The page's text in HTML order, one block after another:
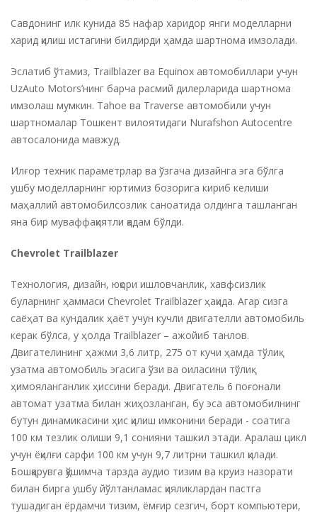
Савдонинг илк кунида 85 нафар харидор янги моделларни
харид қилиш истагини билдирди ҳамда шартнома имзолади.
Эслатиб ўтамиз, Trailblazer ва Equinox автомобиллари учун
UzAuto Motors’нинг барча расмий дилерларида шартнома
имзолаш мумкин. Tahoe ва Traverse автомобили учун
шартномалар Тошкент вилоятидаги Nurafshon Autocentre
автосалонида мавжуд.
Илғор техник параметрлар ва ўзгача дизайнга эга бўлга
ушбу моделларнинг юртимиз бозорига кириб келиши
маҳаллий автомобилсозлик саноатида олдинга ташланган
яна бир муваффақиятли қадам бўлди.
Chevrolet Trailblazer
Технология, дизайн, юқори ишловчанлик, хавфсизлик
буларнинг ҳаммаси Chevrolet Trailblazer ҳақида. Агар сизга
саёҳат ва кундалик ҳаёт учун кучли двигателли автомобиль
керак бўлса, у ҳолда Trailblazer – ажойиб танлов.
Двигателининг ҳажми 3,6 литр, 275 от кучи ҳамда тўлиқ
узатма автомобиль эгасига ўзи ва оиласини тўлиқ
ҳимояланганлик ҳиссини беради. Двигатель 6 поғонали
автомат узатма билан жиҳозланган, бу эса автомобилнинг
бутун динамикасини ҳис қилиш имконини беради - соатига
100 км тезлик олиши 9,1 сонияни ташкил этади. Аралаш цикл
учун ёқилғи сарфи 100 км учун 9,7 литрни ташкил қилади.
Бошқарувга қўшимча тарзда аудио тизим ва круиз назорати
билан бирга ушбу йўлтанламас қияликлардан пастга
тушадиган ёрдамчи тизим, ёмғир сезгич, борт компьютери,